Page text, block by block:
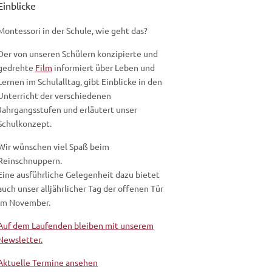
in der Schule, wie geht das?
von unseren Schülern konzipierte und
Film informiert über Leben und
im Schulalltag, gibt Einblicke in den
der verschiedenen
und erläutert unser
wünschen viel Spaß beim
ausführliche Gelegenheit dazu bietet
unser alljährlicher Tag der offenen Tür
November.
dem Laufenden bleiben mit unserem
Termine ansehen